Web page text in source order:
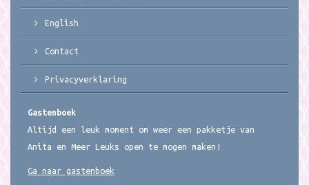
English
Contact
Privacyverklaring
Gastenboek
Altijd een leuk moment om weer een pakketje van
Anita en Meer Leuks open te mogen maken!
Ga naar gastenboek